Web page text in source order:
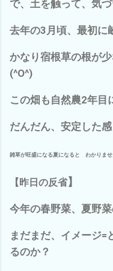
で、土を触って、気
去年の3月頃、最初に
かなり宿根草の根が
(^O^)
この畑も自然農2年目
だんだん、安定した
雑草が旺盛になる夏になると わかりま
【昨日の反省】
今年の春野菜、夏野
まだまだ、イメージ=
るのか？